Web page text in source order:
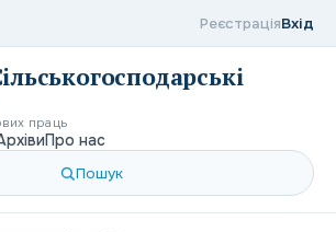
РеєстраціяВхід
праць
Про нас
Пошук